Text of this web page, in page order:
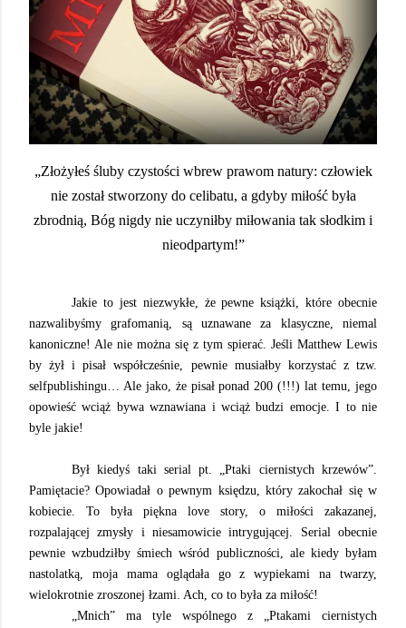
„Złożyłeś śluby czystości wbrew prawom natury: człowiek
nie został stworzony do celibatu, a gdyby miłość była
zbrodnią, Bóg nigdy nie uczyniłby miłowania tak słodkim i
nieodpartym!”
Jakie to jest niezwykłe, że pewne książki, które obecnie
nazwalibyśmy grafomanią, są uznawane za klasyczne, niemal
kanoniczne! Ale nie można się z tym spierać. Jeśli Matthew Lewis
by żył i pisał współcześnie, pewnie musiałby korzystać z tzw.
selfpublishingu… Ale jako, że pisał ponad 200 (!!!) lat temu, jego
opowieść wciąż bywa wznawiana i wciąż budzi emocje. I to nie
byle jakie!
Był kiedyś taki serial pt. „Ptaki ciernistych krzewów”.
Pamiętacie? Opowiadał o pewnym księdzu, który zakochał się w
kobiecie. To była piękna love story, o miłości zakazanej,
rozpalającej zmysły i niesamowicie intrygującej. Serial obecnie
pewnie wzbudziłby śmiech wśród publiczności, ale kiedy byłam
nastolatką, moja mama oglądała go z wypiekami na twarzy,
wielokrotnie zroszonej łzami. Ach, co to była za miłość!
„Mnich” ma tyle wspólnego z „Ptakami ciernistych